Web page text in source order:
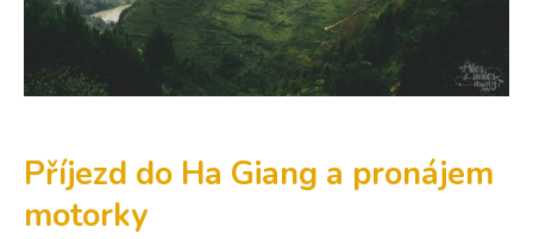
Příjezd do Ha Giang a pronájem
motorky